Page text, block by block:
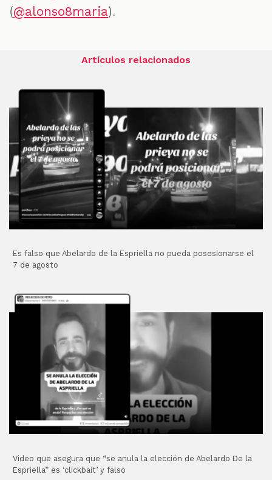
(@alonso8maria).
Artículos relacionados
Es falso que Abelardo de la Espriella no pueda posesionarse el
7 de agosto
Video que asegura que “se anula la elección de Abelardo De la
Espriella” es ‘clickbait’ y falso